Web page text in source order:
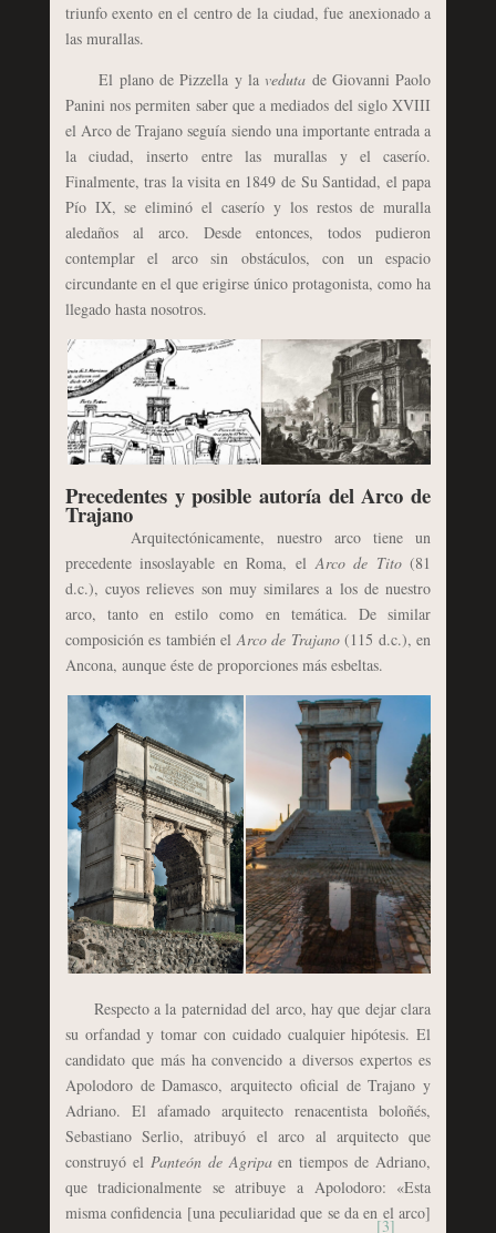
triunfo exento en el centro de la ciudad, fue anexionado a
las murallas.
El plano de Pizzella y la veduta de Giovanni Paolo
Panini nos permiten saber que a mediados del siglo XVIII
el Arco de Trajano seguía siendo una importante entrada a
la ciudad, inserto entre las murallas y el caserío.
Finalmente, tras la visita en 1849 de Su Santidad, el papa
Pío IX, se eliminó el caserío y los restos de muralla
aledaños al arco. Desde entonces, todos pudieron
contemplar el arco sin obstáculos, con un espacio
circundante en el que erigirse único protagonista, como ha
llegado hasta nosotros.
Precedentes y posible autoría del Arco de
Trajano
Arquitectónicamente, nuestro arco tiene un
precedente insoslayable en Roma, elArco de Tito(81
d.c.), cuyos relieves son muy similares a los de nuestro
arco, tanto en estilo como en temática. De similar
composición es también elArco de Trajano(115 d.c.), en
Ancona, aunque éste de proporciones más esbeltas.
Respecto a la paternidad del arco, hay que dejar clara
su orfandad y tomar con cuidado cualquier hipótesis. El
candidato que más ha convencido a diversos expertos es
Apolodoro de Damasco, arquitecto oficial de Trajano y
Adriano. El afamado arquitecto renacentista boloñés,
Sebastiano Serlio, atribuyó el arco al arquitecto que
construyó el Panteón de Agripaen tiempos de Adriano,
que tradicionalmente se atribuye a Apolodoro: «Esta
misma confidencia [una peculiaridad que se da en el arco]
[3]